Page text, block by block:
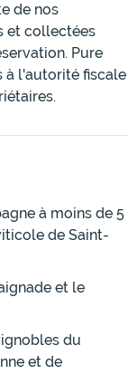
de nos
et collectées
Pure
à l'autorité fiscale
à moins de 5
de Saint-
et le
du
et de